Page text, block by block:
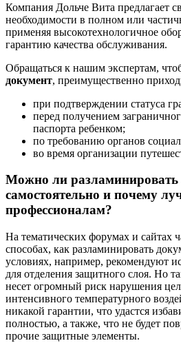
Компания Дольче Вита предлагает
необходимости в полном или
применяя высокотехнологичное
гарантию качества обслуживания.
Обращаться к нашим экспертам,
документ, преимущественно
при подтверждении статуса
перед получением
паспорта ребенком;
по требованию органов
во время организации
Можно ли
самостоятельно и почему
профессионалам?
На тематических форумах и сайтах
способах, как разламинировать
условиях, например, рекомендуют
для отделения защитного слоя. Но
несет огромный риск нарушения
интенсивного температурного
никакой гарантии, что удастся
полностью, а также, что не будет
прочие защитные элементы.